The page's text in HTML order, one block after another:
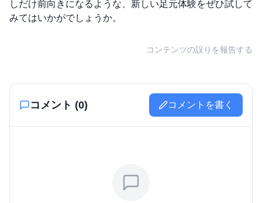
しだけ前向きになるような、新しい足元体験をぜひ試して
みてはいかがでしょうか。
コンテンツの誤りを報告する
コメント (0) コメントを書く